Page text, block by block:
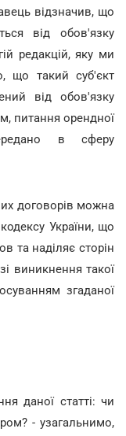
відзначив, що
від обов'язку
редакцій, яку ми
що такий суб'єкт
від обов'язку
питання орендної
в сферу
договорів можна
України, що
та наділяє сторін
виникнення такої
згаданої
даної статті: чи
- узагальнимо,